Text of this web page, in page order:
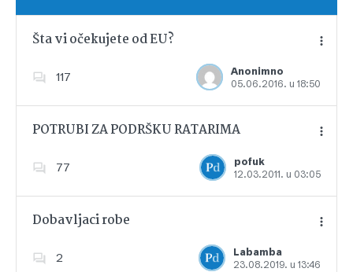
Šta vi očekujete od EU?
117
Anonimno
05.06.2016. u 18:50
Dodajte u favorite
POTRUBI ZA PODRŠKU RATARIMA
77
pofuk
12.03.2011. u 03:05
Dodajte u favorite
Dobavljaci robe
2
Labamba
23.08.2019. u 13:46
Dodajte u favorite